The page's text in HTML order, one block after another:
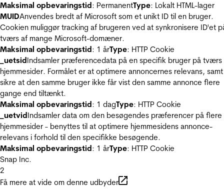
Maksimal opbevaringstid: PermanentType: Lokalt HTML-lager
MUIDAnvendes bredt af Microsoft som et unikt ID til en bruger.
Cookien muliggør tracking af brugeren ved at synkronisere ID'et
tværs af mange Microsoft-domæner.
Maksimal opbevaringstid: 1 årType: HTTP Cookie
_uetsidIndsamler præferencedata på en specifik bruger på tværs
hjemmesider. Formålet er at optimere annoncernes relevans, samt
sikre at den samme bruger ikke får vist den samme annonce flere
gange end tiltænkt.
Maksimal opbevaringstid: 1 dagType: HTTP Cookie
_uetvidIndsamler data om den besøgendes præferencer på flere
hjemmesider - benyttes til at optimere hjemmesidens annonce-
relevans i forhold til den specifikke besøgende.
Maksimal opbevaringstid: 1 årType: HTTP Cookie
Snap Inc.
2
Få mere at vide om denne udbyder